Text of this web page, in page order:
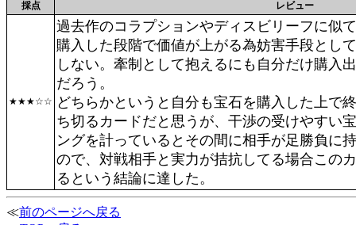
採点
レビュー
★★★☆☆
過去作のコラプションやディスビリーフに似
購入した段階で価値が上がる為妨害手段とし
しない。牽制として抱えるにも自分だけ購入
だろう。
どちらかというと自分も宝石を購入した上で
ち切るカードだと思うが、干渉の受けやすい
ングを計っているとその間に相手が足勝負に
ので、対戦相手と実力が拮抗してる場合この
るという結論に達した。
≪前のページへ戻る